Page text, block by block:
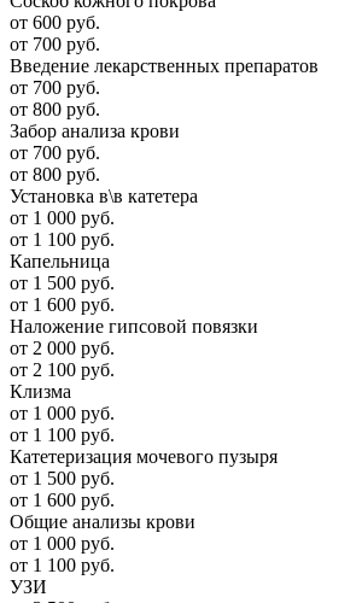
от 600 руб.
от 700 руб.
Введение лекарственных препаратов
от 700 руб.
от 800 руб.
Забор анализа крови
от 700 руб.
от 800 руб.
Установка в\в катетера
от 1 000 руб.
от 1 100 руб.
Капельница
от 1 500 руб.
от 1 600 руб.
Наложение гипсовой повязки
от 2 000 руб.
от 2 100 руб.
Клизма
от 1 000 руб.
от 1 100 руб.
Катетеризация мочевого пузыря
от 1 500 руб.
от 1 600 руб.
Общие анализы крови
от 1 000 руб.
от 1 100 руб.
УЗИ